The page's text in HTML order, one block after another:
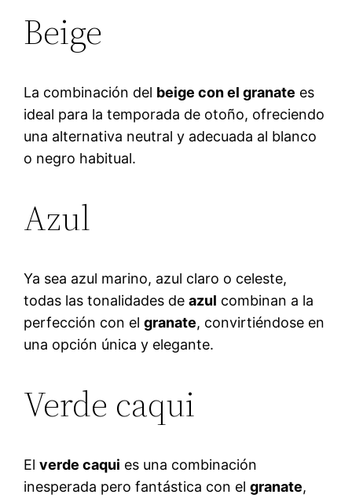
Beige
La combinación del beige con el granate es
ideal para la temporada de otoño, ofreciendo
una alternativa neutral y adecuada al blanco
o negro habitual.
Azul
Ya sea azul marino, azul claro o celeste,
todas las tonalidades deazul combinan a la
perfección con elgranate, convirtiéndose en
una opción única y elegante.
Verde caqui
Elverde caqui es una combinación
inesperada pero fantástica con elgranate,